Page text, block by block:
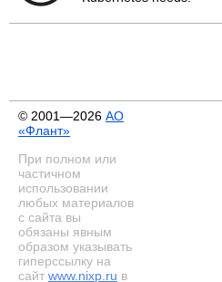
© 2001—2026 АО
«Флант»
При полном или
частичном
использовании
любых материалов
с сайта вы
обязаны явным
образом указывать
гиперссылку на
сайт www.nixp.ru в